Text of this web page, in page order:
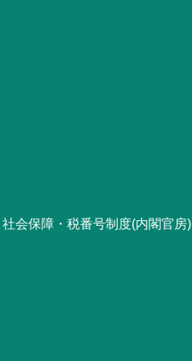
会保障・税番号制度(内閣官房)